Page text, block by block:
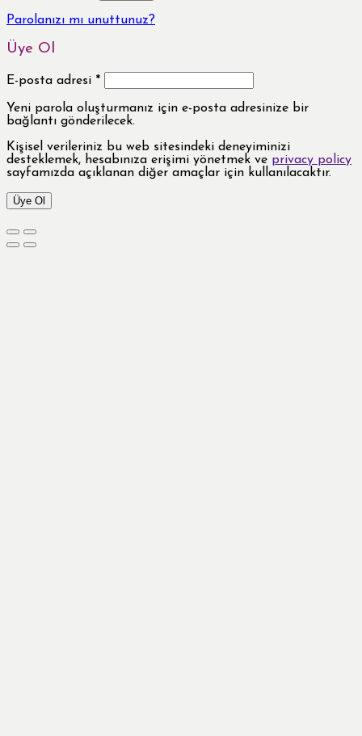
Parolanızı mı unuttunuz?
Üye Ol
E-posta adresi *
Yeni parola oluşturmanız için e-posta adresinize bir
bağlantı gönderilecek.
Kişisel verileriniz bu web sitesindeki deneyiminizi
desteklemek, hesabınıza erişimi yönetmek ve privacy policy
sayfamızda açıklanan diğer amaçlar için kullanılacaktır.
Üye Ol